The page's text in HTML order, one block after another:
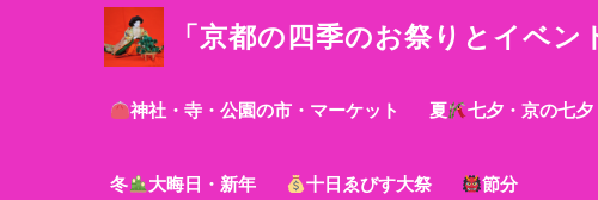
「京都の四季のお祭りとイベ
神社・寺・公園の市・マーケット 夏 七夕・京の七夕
冬 大晦日・新年 十日ゑびす大祭 節分